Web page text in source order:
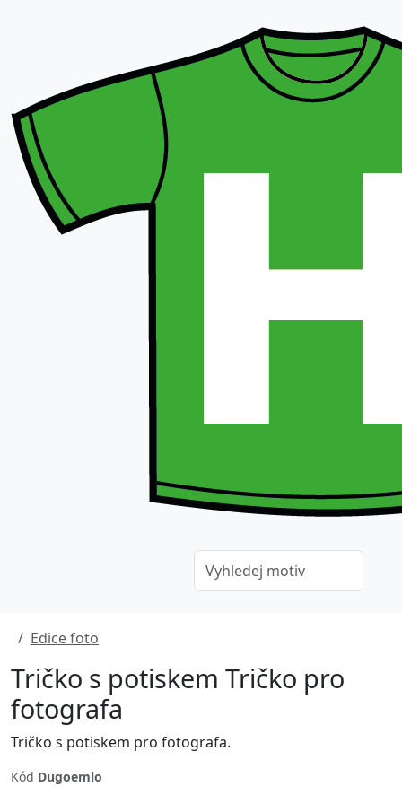
Edice foto
Tričko s potiskem Tričko pro
fotografa
Tričko s potiskem pro fotografa.
Kód Dugoemlo